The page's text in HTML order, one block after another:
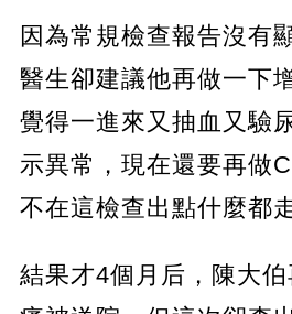
因為常規檢查報告沒有
醫生卻建議他再做一下
覺得一進來又抽血又驗
示異常，現在還要再做
不在這檢查出點什麼都
結果才4個月后，陳大